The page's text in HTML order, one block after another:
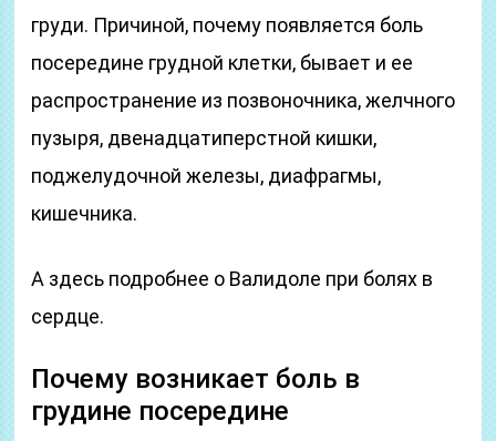
груди. Причиной, почему появляется боль
посередине грудной клетки, бывает и ее
распространение из позвоночника, желчного
пузыря, двенадцатиперстной кишки,
поджелудочной железы, диафрагмы,
кишечника.
А здесь подробнее о Валидоле при болях в
сердце.
Почему возникает боль в
грудине посередине